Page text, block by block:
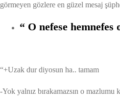
görmeyen gözlere en güzel mesaj
“ O nefese hemnefes
“+Uzak dur diyosun ha.. tamam
-Yok yalnız bırakamazsın o